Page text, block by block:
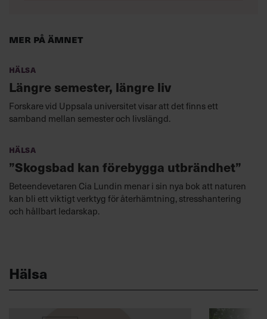
Mer på ämnet
Hälsa
Längre semester, längre liv
Forskare vid Uppsala universitet visar att det finns ett
samband mellan semester och livslängd.
Hälsa
”Skogsbad kan förebygga utbrändhet”
Beteendevetaren Cia Lundin menar i sin nya bok att naturen
kan bli ett viktigt verktyg för återhämtning, stresshantering
och hållbart ledarskap.
Hälsa